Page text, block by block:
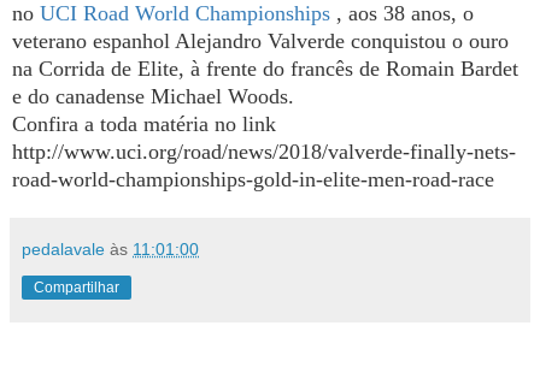
no UCI Road World Championships , aos 38 anos, o
veterano espanhol Alejandro Valverde conquistou o ouro
na Corrida de Elite, à frente do francês de Romain Bardet
e do canadense Michael Woods.
Confira a toda matéria no link
http://www.uci.org/road/news/2018/valverde-finally-nets-
road-world-championships-gold-in-elite-men-road-race
pedalavale às 11:01:00
Compartilhar